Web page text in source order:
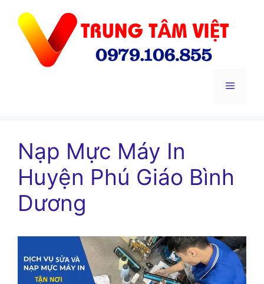
Menu
Nạp Mực Máy In
Huyện Phú Giáo Bình
Dương